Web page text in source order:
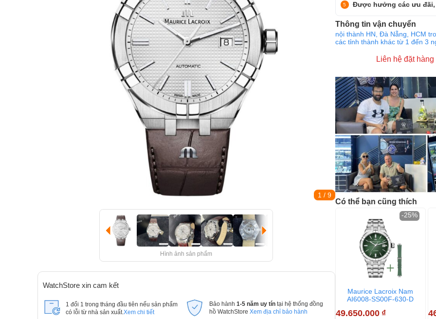
1 / 9
Hình ảnh sản phẩm
WatchStore xin cam kết
1 đổi 1 trong tháng đầu tiên nếu sản phẩm
có lỗi từ nhà sản xuất. Xem chi tiết
Bảo hành 1-5 năm uy tín tại hệ thống đồng
hồ WatchStore Xem địa chỉ bảo hành
Được hưởng các ưu đãi,
Thông tin vận chuyển
nội thành HN, Đà Nẵng, HCM
các tỉnh thành khác từ 1 đến 3
Liên hệ đặt hàng
Có thể bạn cũng thích
Maurice Lacroix Nam
AI6008-SS00F-630-D
49.650.000 ₫
-25%